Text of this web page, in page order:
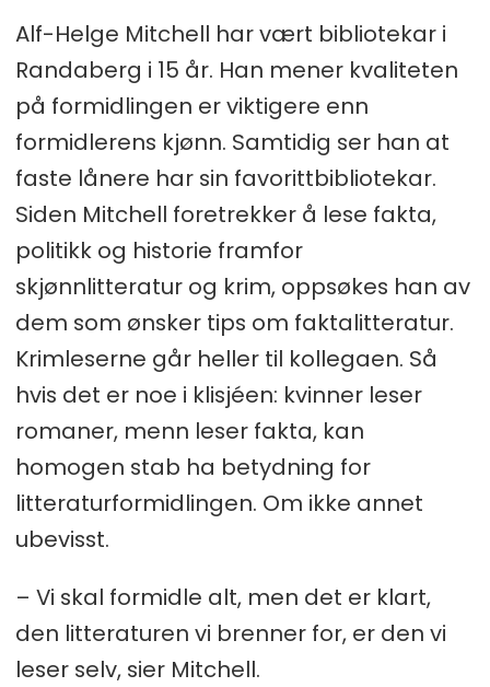
Alf-Helge Mitchell har vært bibliotekar i
Randaberg i 15 år. Han mener kvaliteten
på formidlingen er viktigere enn
formidlerens kjønn. Samtidig ser han at
faste lånere har sin favorittbibliotekar.
Siden Mitchell foretrekker å lese fakta,
politikk og historie framfor
skjønnlitteratur og krim, oppsøkes han av
dem som ønsker tips om faktalitteratur.
Krimleserne går heller til kollegaen. Så
hvis det er noe i klisjéen: kvinner leser
romaner, menn leser fakta, kan
homogen stab ha betydning for
litteraturformidlingen. Om ikke annet
ubevisst.
– Vi skal formidle alt, men det er klart,
den litteraturen vi brenner for, er den vi
leser selv, sier Mitchell.